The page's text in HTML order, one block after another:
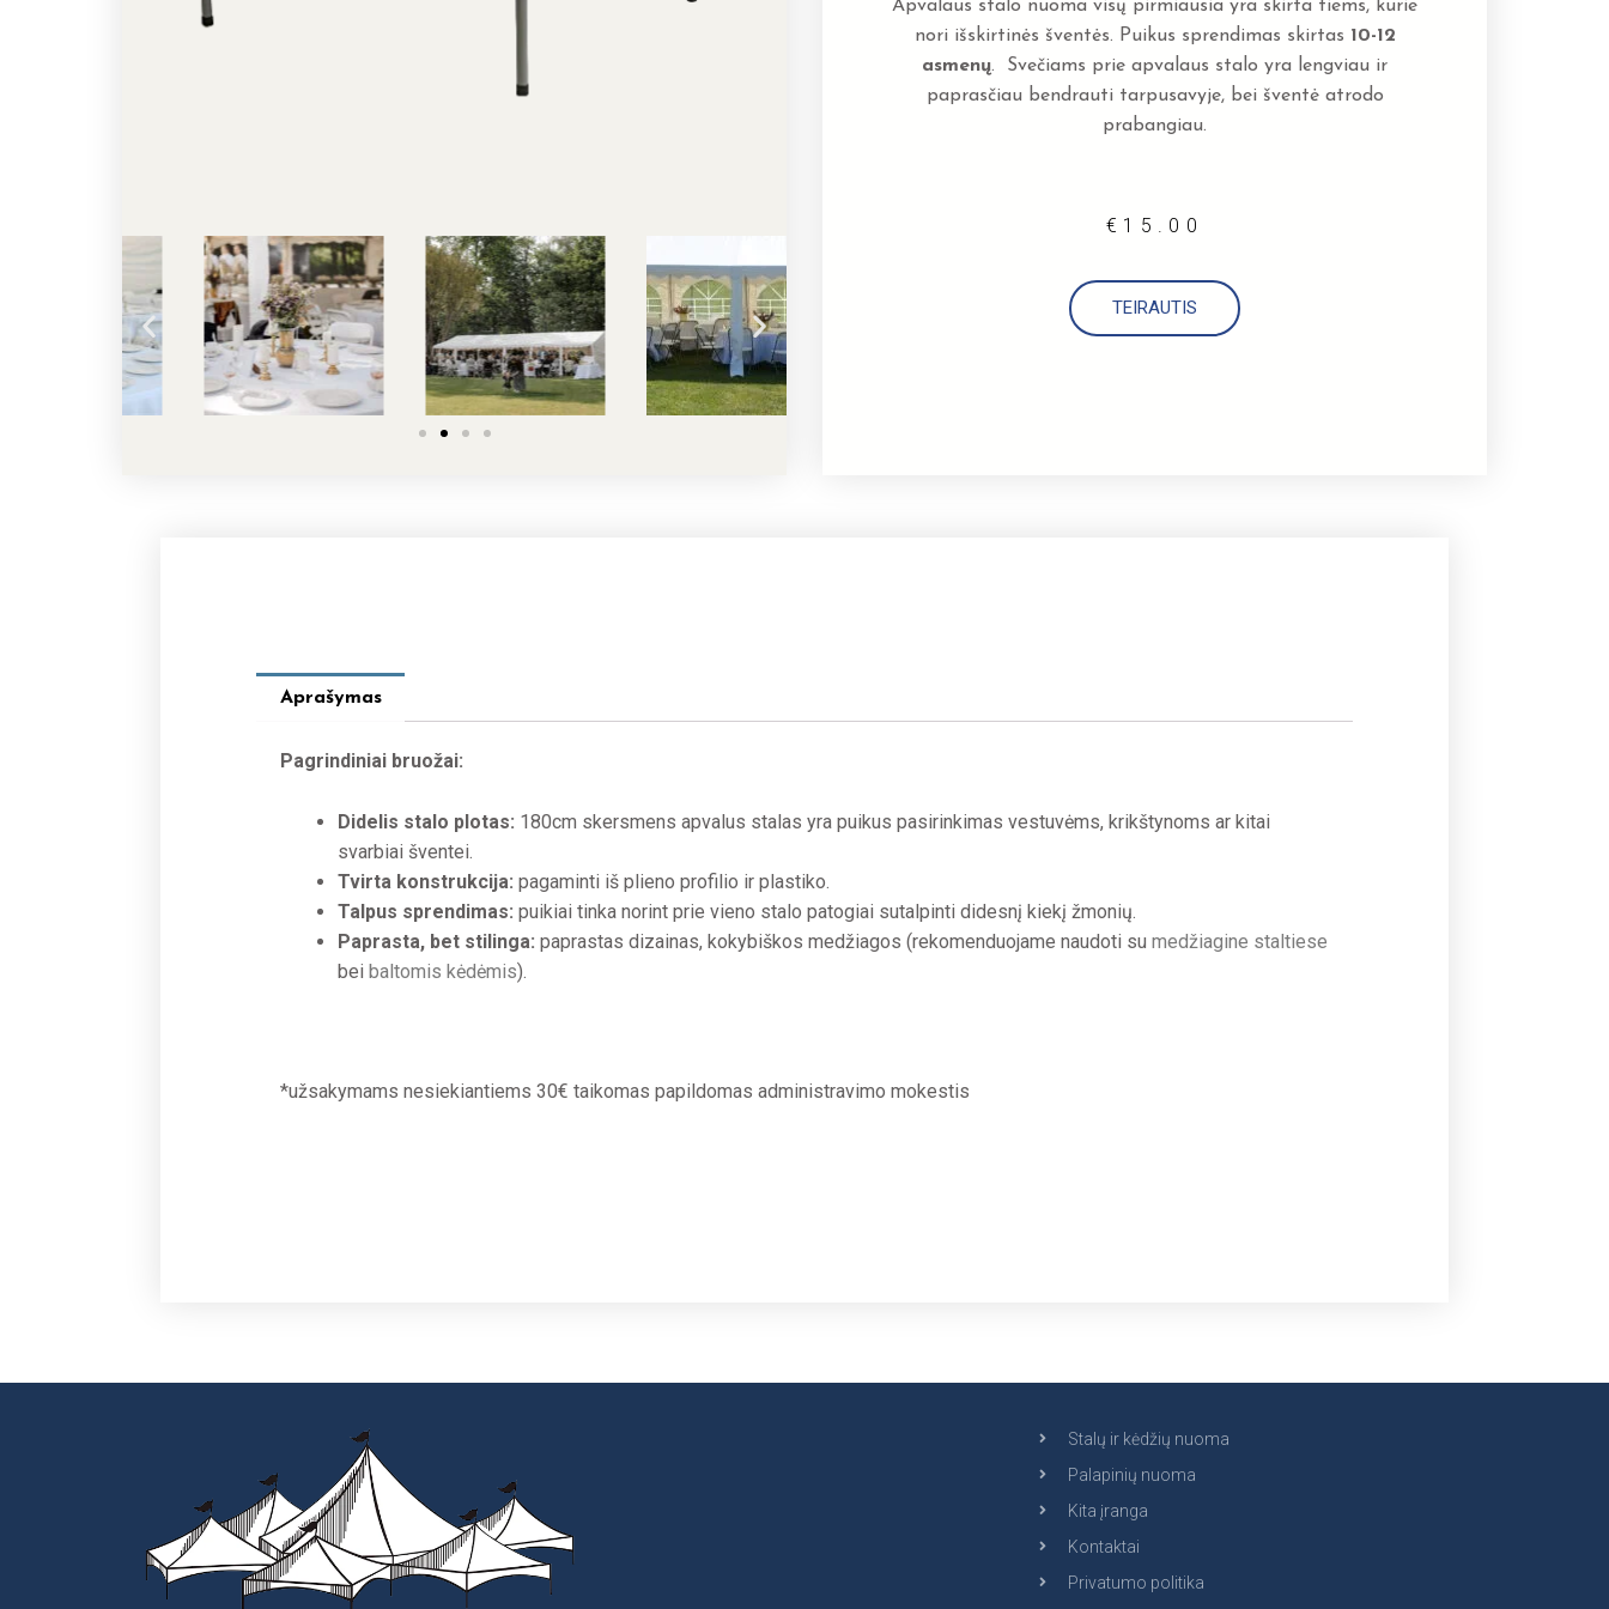
Apvalaus stalo nuoma visų pirmiausia yra skirta tiems, kurie
nori išskirtinės šventės. Puikus sprendimas skirtas 10-12
asmenų. Svečiams prie apvalaus stalo yra lengviau ir
paprasčiau bendrauti tarpusavyje, bei šventė atrodo
prabangiau.
€ 15.00
TEIRAUTIS
Aprašymas
Pagrindiniai bruožai:
Didelis stalo plotas: 180cm skersmens apvalus stalas yra puikus pasirinkimas vestuvėms, krikštynoms ar kitai
svarbiai šventei.
Tvirta konstrukcija: pagaminti iš plieno profilio ir plastiko.
Talpus sprendimas: puikiai tinka norint prie vieno stalo patogiai sutalpinti didesnį kiekį žmonių.
Paprasta, bet stilinga: paprastas dizainas, kokybiškos medžiagos (rekomenduojame naudoti sumedžiagine staltiese
beibaltomis kėdėmis).
*užsakymams nesiekiantiems 30€ taikomas papildomas administravimo mokestis
Stalų ir kėdžių nuoma
Palapinių nuoma
Kita įranga
Kontaktai
Privatumo politika